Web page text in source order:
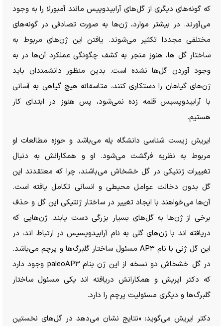
که گونه‌های دیگری از گل‌های آرابیدوپیس مانند آمبورلا را به وجود
می‌آورند. در بیشتر موارد، ژن‌ها به صورت تصادفی در گونه‌های
مختلفی مجددا تکثیر می‌شوند. یافتن این ژن‌های مربوط به
ساختار گل ها، هنوز منجر به کشف چگونگی عملکرد آن‌ها در به
وجود آوردن گل‌ها نشده است. بدین منظور دانشمندان باید
ژن‌های گیاهان را دستکاری کنند، متاسفانه هیچ گیاهی به آسانی
با آرابیدوپسیس قلمه زده نمی‌شود، پس هنوز در ابتدای کار
هستیم.
ایریش زیست شناسی دانشگاه یله می‌باشد و حوزه مطالعات او
مربوط به نظریه فرگشت می‌شود. او و همکارانش به دنبال
تغییرات ژنتیکی در گل خشخاش می‌باشند، چرا که معتقدند این
گل بدون دخالت عوامل محیطی و انسانی تکامل یافته است.
آن‌ها می‌خواهند با ایجاد تغییر در ساختار ژنتیکی این گل و حذف
برخی از ژن‌ها به گل‌های بسیار بزرگی دست یابند. ژن‌هایی که
دریافته اند با ژن‌های گلی به نام آرابیدوپسیس در ارتباط اند، در
این گل ژنی با نام AP۳ مسئول ساختار گلبرگ‌ها و پرچم می‌باشد.
در گل خشخاش دو نسخه از این ژن بنام paleoAP۳ وجود دارد
که دکتر ایریش و همکارانش دریافته اند یکی مسئول ساختار
گلبرگ‌ها و دیگری مسئولیت پرچم را دارد.
دکتر ایریش می‌گوید: «نتایج نشان می‌دهد در گل‌های نخستین